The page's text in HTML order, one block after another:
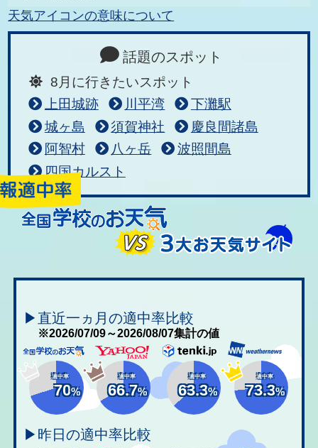
天気アイコンの意味について
話題のスポット
8月に行きたいスポット
上田城跡
川平湾
下灘駅
城ヶ島
須賀神社
慶良間諸島
阿智村
八ヶ岳
波照間島
四国カルスト
▶直近一ヵ月の適中率比較
※2026/07/09～2026/08/07集計の値
適中率
70%
適中率
66.7%
適中率
63.3%
適中率
73.3%
▶昨日の適中率比較